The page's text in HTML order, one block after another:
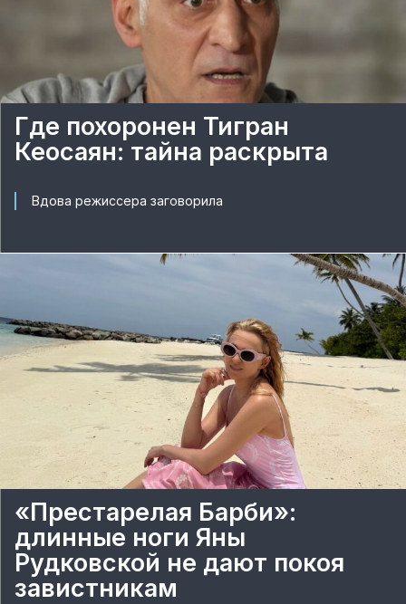
Где похоронен Тигран
Кеосаян: тайна раскрыта
Вдова режиссера заговорила
«Престарелая Барби»:
длинные ноги Яны
Рудковской не дают покоя
завистникам